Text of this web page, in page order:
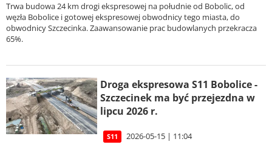
Trwa budowa 24 km drogi ekspresowej na południe od Bobolic, od
węzła Bobolice i gotowej ekspresowej obwodnicy tego miasta, do
obwodnicy Szczecinka. Zaawansowanie prac budowlanych przekracza
65%.
Droga ekspresowa S11 Bobolice -
Szczecinek ma być przejezdna w
lipcu 2026 r.
S11 2026-05-15 | 11:04